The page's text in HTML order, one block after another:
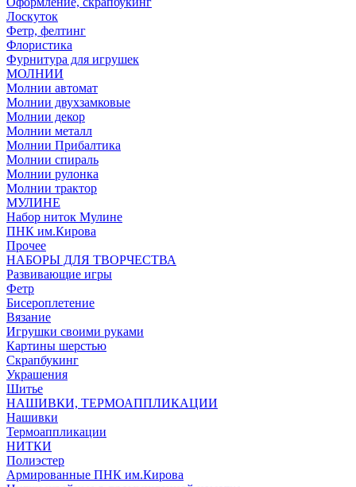
Лоскуток
Фетр, фелтинг
Флористика
Фурнитура для игрушек
МОЛНИИ
Молнии автомат
Молнии двухзамковые
Молнии декор
Молнии металл
Молнии Прибалтика
Молнии спираль
Молнии рулонка
Молнии трактор
МУЛИНЕ
Набор ниток Мулине
ПНК им.Кирова
Прочее
НАБОРЫ ДЛЯ ТВОРЧЕСТВА
Развивающие игры
Фетр
Бисероплетение
Вязание
Игрушки своими руками
Картины шерстью
Скрапбукинг
Украшения
Шитье
НАШИВКИ, ТЕРМОАППЛИКАЦИИ
Нашивки
Термоаппликации
НИТКИ
Полиэстер
Армированные ПНК им.Кирова